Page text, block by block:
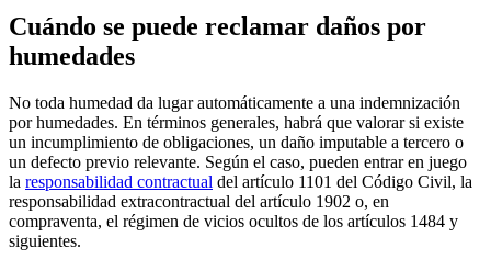
Cuándo se puede reclamar daños por
humedades
No toda humedad da lugar automáticamente a una indemnización
por humedades. En términos generales, habrá que valorar si existe
un incumplimiento de obligaciones, un daño imputable a tercero o
un defecto previo relevante. Según el caso, pueden entrar en juego
la responsabilidad contractual del artículo 1101 del Código Civil, la
responsabilidad extracontractual del artículo 1902 o, en
compraventa, el régimen de vicios ocultos de los artículos 1484 y
siguientes.